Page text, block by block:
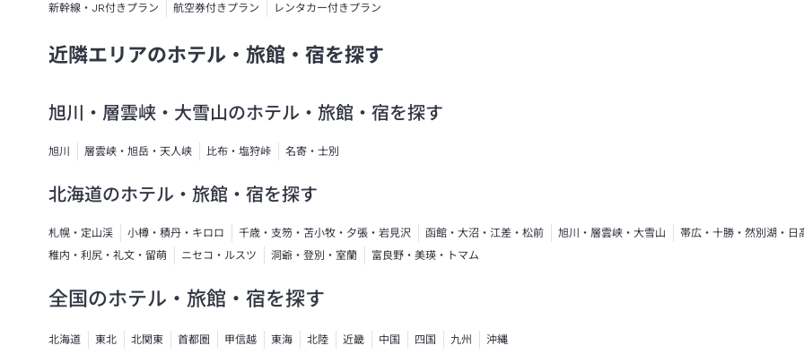
新幹線・JR付きプラン 航空券付きプラン レンタカー付きプラン
近隣エリアのホテル・旅館・宿を探す
旭川・層雲峡・大雪山のホテル・旅館・宿を探す
旭川 層雲峡・旭岳・天人峡 比布・塩狩峠 名寄・士別
北海道のホテル・旅館・宿を探す
札幌・定山渓 小樽・積丹・キロロ 千歳・支笏・苫小牧・夕張・岩見沢 函館・大沼・江差・松前 旭川・層雲峡・大雪山 帯広・十勝・然別湖・日
稚内・利尻・礼文・留萌
ニセコ・ルスツ 洞爺・登別・室蘭 富良野・美瑛・トマム
全国のホテル・旅館・宿を探す
北海道 東北 北関東 首都圏 甲信越 東海 北陸 近畿 中国 四国 九州 沖縄